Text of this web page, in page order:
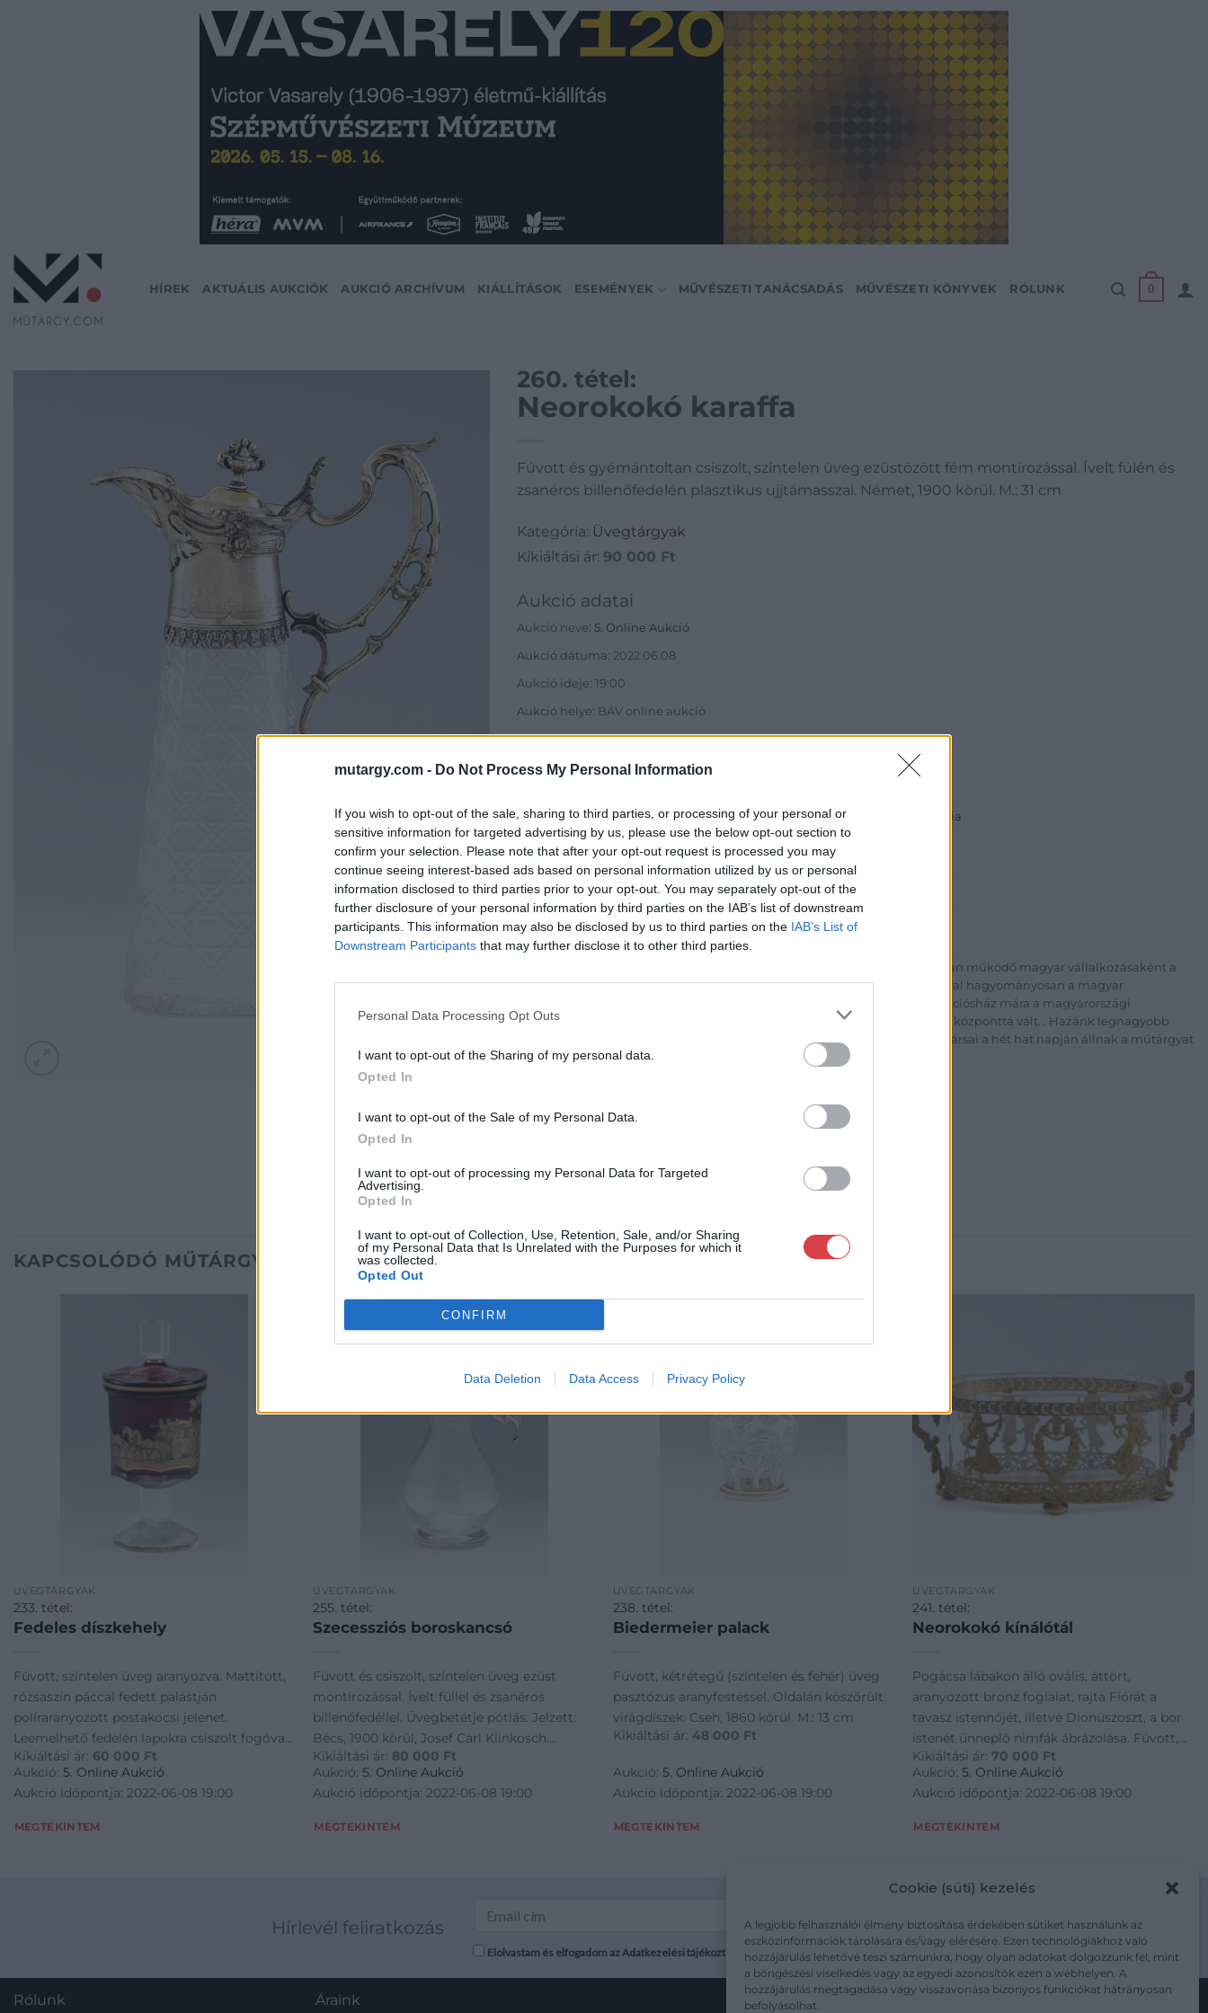
mutargy.com - Do Not Process My Personal Information
If you wish to opt-out of the sale, sharing to third parties, or processing of your personal or
sensitive information for targeted advertising by us, please use the below opt-out section to
confirm your selection. Please note that after your opt-out request is processed you may
continue seeing interest-based ads based on personal information utilized by us or personal
information disclosed to third parties prior to your opt-out. You may separately opt-out of the
further disclosure of your personal information by third parties on the IAB’s list of downstream
participants. This information may also be disclosed by us to third parties on the IAB’s List of
Downstream Participants that may further disclose it to other third parties.
Personal Data Processing Opt Outs
I want to opt-out of the Sharing of my personal data.
Opted In
I want to opt-out of the Sale of my Personal Data.
Opted In
I want to opt-out of processing my Personal Data for Targeted
Advertising.
Opted In
I want to opt-out of Collection, Use, Retention, Sale, and/or Sharing
of my Personal Data that Is Unrelated with the Purposes for which it
was collected.
Opted Out
CONFIRM
Data Deletion Data Access Privacy Policy
Cookie (süti) kezelés
A legjobb felhasználói élmény biztosítása érdekében sütiket használunk az
eszközinformációk tárolására és/vagy elérésére. Ezen technológiákhoz való
hozzájárulás lehetővé teszi számunkra, hogy olyan adatokat dolgozzunk fel, mint
a böngészési viselkedés vagy az egyedi azonosítók ezen a webhelyen. A
hozzájárulás megtagadása vagy visszavonása bizonyos funkciókat hátrányosan
befolyásolhat.
HÍREK AKTUÁLIS AUKCIÓK AUKCIÓ ARCHÍVUM KIÁLLÍTÁSOK ESEMÉNYEK MŰVÉSZETI TANÁCSADÁS MŰVÉSZETI KÖNYVEK RÓLUNK 0
260. tétel:
Neorokokó karaffa
Fúvott és gyémántoltan csiszolt, színtelen üveg ezüstözött fém montírozással. Ívelt fülén és
zsanéros billenőfedelén plasztikus ujjtámasszal. Német, 1900 körül. M.: 31 cm
Kategória: Üvegtárgyak
Kikiáltási ár: 90 000 Ft
Aukció adatai
Aukció neve: 5. Online Aukció
Aukció dátuma: 2022.06.08
Aukció ideje: 19:00
Aukció helye: BÁV online aukció
Tételszám: 260
Eladó: BÁV ART Aukciósház és Galéria
Cím: BÁV ZRt.
1027 Budapest, Csalogány u. 23-33.
Telefon: (06 1) 331 0513
Bemutatkozás: Az ország legnagyobb múltú, 240 esztendeje jogfolytonosan működő magyar vállalkozásaként a
BÁV ZRt. óriási tapasztalatával, szakmai tekintélyével és megbízhatóságával hagyományosan a magyar
műkereskedelem meghatározó szereplője. A 2007-ben megújult BÁV Aukciósház mára a magyarországi
műkereskedelem egyik legfontosabb színterévé, kereskedelmi és árverési központtá vált. . Hazánk legnagyobb
műkereskedelmi üzlethálózatával rendelkező BÁV ZRt. felkészült munkatársai a hét hat napján állnak a műtárgyat
eladni, vagy venni kívánók rendelkezésére.
KAPCSOLÓDÓ MŰTÁRGYAK
ÜVEGTÁRGYAK
233. tétel:
Fedeles díszkehely
Fúvott, színtelen üveg aranyozva. Mattított,
rózsaszín páccal fedett palástján
políraranyozott postakocsi jelenet.
Leemelhető fedelén lapokra csiszolt fogóval.
Cseh, 1930 körül. M.: 21 cm
Kikiáltási ár: 60 000 Ft
Aukció: 5. Online Aukció
Aukció időpontja: 2022-06-08 19:00
MEGTEKINTEM
ÜVEGTÁRGYAK
255. tétel:
Szecessziós boroskancsó
Fúvott és csiszolt, színtelen üveg ezüst
montírozással. Ívelt füllel és zsanéros
billenőfedéllel. Üvegbetétje pótlás. Jelzett:
Bécs, 1900 körül, Josef Carl Klinkosch.
Neuwirth: I/301. M.: 28 cm
Kikiáltási ár: 80 000 Ft
Aukció:5. Online Aukció
Aukció időpontja: 2022-06-08 19:00
MEGTEKINTEM
ÜVEGTÁRGYAK
238. tétel:
Biedermeier palack
Fúvott, kétrétegű (színtelen és fehér) üveg
pasztózus aranyfestéssel. Oldalán köszörült
virágdíszek. Cseh, 1860 körül. M.: 13 cm
Kikiáltási ár: 48 000 Ft
Aukció: 5. Online Aukció
Aukció időpontja: 2022-06-08 19:00
MEGTEKINTEM
ÜVEGTÁRGYAK
241. tétel:
Neorokokó kínálótál
Pogácsa lábakon álló ovális, áttört,
aranyozott bronz foglalat, rajta Flórát a
tavasz istennőjét, illetve Dionüszoszt, a bor
istenét ünneplő nimfák ábrázolása. Fúvott,
színtelen, pótolt üvegbetétjének peremén
kisebb csorbák. XIX. század vége. M.: 29,5 ×
Kikiáltási ár: 70 000 Ft
Aukció:5. Online Aukció
Aukció időpontja: 2022-06-08 19:00
MEGTEKINTEM
Hírlevél feliratkozás
Elolvastam és elfogadom az Adatkezelési tájékoztatót: mutargy.com/adatkezelesi-tajekoztato/
Rólunk
Áraink